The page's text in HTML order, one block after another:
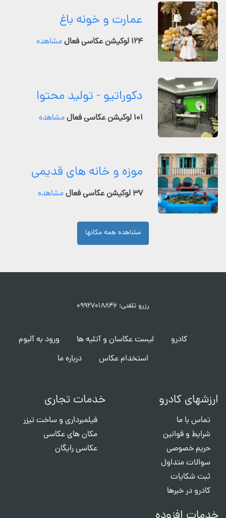
عمارت و خونه باغ
۱۲۴ لوکیشن عکاسی فعال مشاهده
دکوراتیو - تولید محتوا
۱۰۱ لوکیشن عکاسی فعال مشاهده
موزه و خانه های قدیمی
۳۷ لوکیشن عکاسی فعال مشاهده
مشاهده همه مکانها
رزرو تلفنی: ۰۹۹۲۷۰۱۸۸۴۶
کادرو لیست عکاسان و آتلیه ها
ورود به آلبوم
استخدام عکاس
درباره ما
ارزشهای کادرو
تماس با ما
شرایط و قوانین
حریم خصوصی
سوالات متداول
ثبت شکایات
کادرو در خبرها
خدمات تجاری
فیلمبرداری و ساخت تیزر
مکان های عکاسی
عکاسی رایگان